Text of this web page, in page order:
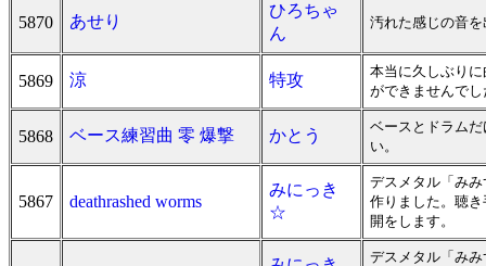
5870 あせり
ひろちゃ
ん
汚れた感じの音
5869 涼 特攻
本当に久しぶり
ができませんで
5868 ベース練習曲 零 爆撃 かとう
ベースとドラム
い。
5867 deathrashed worms
みにっき
☆
デスメタル「み
作りました。聴
開をします。
デスメタル「み